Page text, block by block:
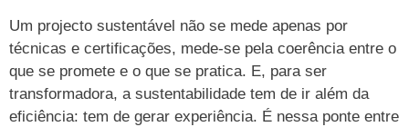
Um projecto sustentável não se mede apenas por
técnicas e certificações, mede-se pela coerência entre o
que se promete e o que se pratica. E, para ser
transformadora, a sustentabilidade tem de ir além da
eficiência: tem de gerar experiência. É nessa ponte entre